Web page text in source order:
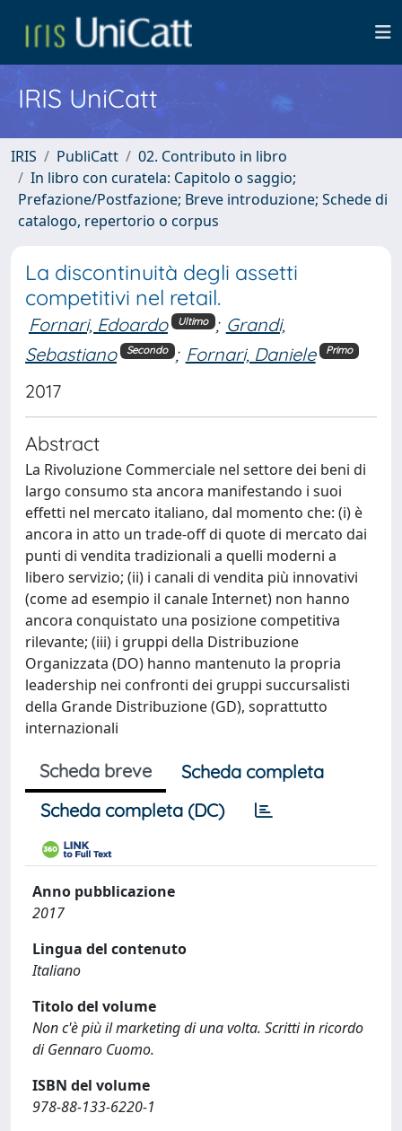
IRIS UniCatt
IRIS PubliCatt
02. Contributo in libro
In libro con curatela: Capitolo o saggio;
Prefazione/Postfazione; Breve introduzione; Schede di
catalogo, repertorio o corpus
La discontinuità degli assetti
competitivi nel retail.
Fornari, Edoardo Ultimo ; Grandi,
Sebastiano
Secondo ; Fornari, Daniele Primo
2017
Abstract
La Rivoluzione Commerciale nel settore dei beni di
largo consumo sta ancora manifestando i suoi
effetti nel mercato italiano, dal momento che: (i) è
ancora in atto un trade-off di quote di mercato dai
punti di vendita tradizionali a quelli moderni a
libero servizio; (ii) i canali di vendita più innovativi
(come ad esempio il canale Internet) non hanno
ancora conquistato una posizione competitiva
rilevante; (iii) i gruppi della Distribuzione
Organizzata (DO) hanno mantenuto la propria
leadership nei confronti dei gruppi succursalisti
della Grande Distribuzione (GD), soprattutto
internazionali
Scheda breve
Scheda completa
Scheda completa (DC)
Anno pubblicazione
2017
Lingua del contenuto
Italiano
Titolo del volume
Non c'è più il marketing di una volta. Scritti in ricordo
di Gennaro Cuomo.
ISBN del volume
978-88-133-6220-1